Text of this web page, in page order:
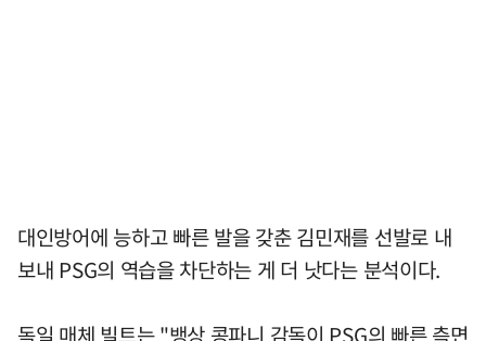
대인방어에 능하고 빠른 발을 갖춘 김민재를 선발로 내
보내 PSG의 역습을 차단하는 게 더 낫다는 분석이다.
독일 매체 빌트는 "뱅상 콩파니 감독이 PSG의 빠른 측면